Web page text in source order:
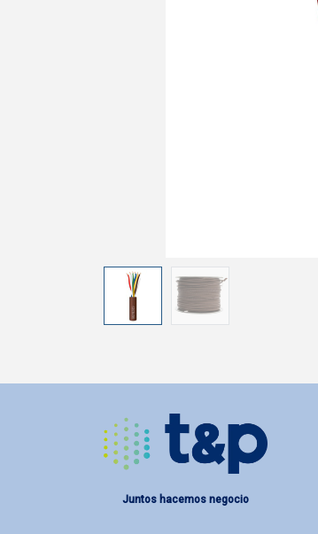
Juntos hacemos negocio